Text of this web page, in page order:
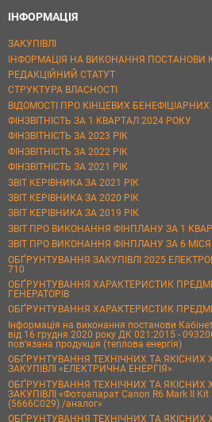
ІНФОРМАЦІЯ
ЗАКУПІВЛІ
ІНФОРМАЦІЯ НА ВИКОНАННЯ ПОСТАНОВИ
РЕДАКЦІЙНИЙ СТАТУТ
СТРУКТУРА ВЛАСНОСТІ
ВІДОМОСТІ ПРО КІНЦЕВИХ
ФІНЗВІТНІСТЬ ЗА 1 КВАРТАЛ 2024 РОКУ
ФІНЗВІТНІСТЬ ЗА 2023 РІК
ФІНЗВІТНІСТЬ ЗА 2022 РІК
ФІНЗВІТНІСТЬ ЗА 2021 РІК
ЗВІТ КЕРІВНИКА ЗА 2021 РІК
ЗВІТ КЕРІВНИКА ЗА 2020 РІК
ЗВІТ КЕРІВНИКА ЗА 2019 РІК
ЗВІТ ПРО ВИКОНАННЯ ФІНПЛАНУ ЗА 1
ЗВІТ ПРО ВИКОНАННЯ ФІНПЛАНУ ЗА 6
ОБҐРУНТУВАННЯ ЗАКУПІВЛІ 2025
710
ОБҐРУНТУВАННЯ ХАРАКТЕРИСТИК
ГЕНЕРАТОРІВ
ОБҐРУНТУВАННЯ ХАРАКТЕРИСТИК
Інформація на виконання постанови
від 16 грудня 2020 року ДК 021:2015 -
пов’язана продукція (теплова енергія)
ОБҐРУНТУВАННЯ ТЕХНІЧНИХ ТА
ЗАКУПІВЛІ «ЕЛЕКТРИЧНА ЕНЕРГІЯ»
ОБҐРУНТУВАННЯ ТЕХНІЧНИХ ТА
ЗАКУПІВЛІ «Фотоапарат Canon R6 Mark II Kit
(5666C029) /аналог»
ОБҐРУНТУВАННЯ ТЕХНІЧНИХ ТА